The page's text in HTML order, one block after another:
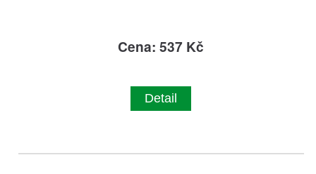
Cena: 537 Kč
Detail